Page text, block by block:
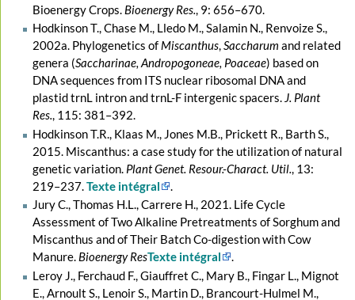
Bioenergy Crops. Bioenergy Res., 9: 656–670.
Hodkinson T., Chase M., Lledo M., Salamin N., Renvoize S.,
2002a. Phylogenetics of Miscanthus,Saccharum and related
genera (Saccharinae, Andropogoneae, Poaceae) based on
DNA sequences from ITS nuclear ribosomal DNA and
plastid trnL intron and trnL-F intergenic spacers. J. Plant
Res., 115: 381–392.
Hodkinson T.R., Klaas M., Jones M.B., Prickett R., Barth S.,
2015. Miscanthus: a case study for the utilization of natural
genetic variation. Plant Genet. Resour.-Charact. Util., 13:
219–237.Texte intégral
.
Jury C., Thomas H.L., Carrere H., 2021. Life Cycle
Assessment of Two Alkaline Pretreatments of Sorghum and
Miscanthus and of Their Batch Co-digestion with Cow
Manure. Bioenergy ResTexte intégral
.
Leroy J., Ferchaud F., Giauffret C., Mary B., Fingar L., Mignot
E., Arnoult S., Lenoir S., Martin D., Brancourt-Hulmel M.,